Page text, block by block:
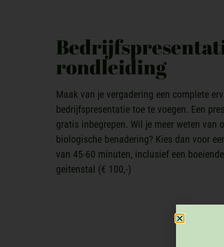
rondleiding
Maak van je vergadering een complete
bedrijfspresentatie toe te voegen. Een
gratis inbegrepen. Wil je meer weten van
biologische benadering? Kies dan voor
van 45-60 minuten, inclusief een
geitenstal (€ 100,-)